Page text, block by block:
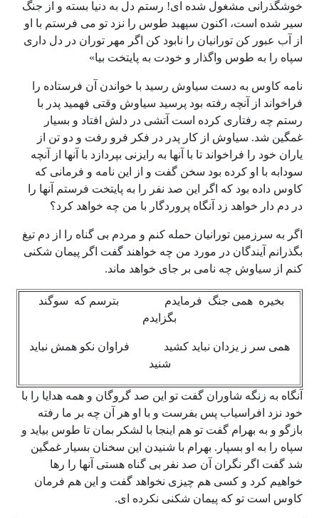
خوشگذرانی مشغول شده ای! رستم دل به دنیا بسته و از جنگ
سیر شده است، اکنون سپهبد طوس را نزد تو می فرستم با او
از آب عبور کن تورانیان را نابود کن اگر مهر توران در دل داری
سپاه را به طوس واگذار و خودت به پایتخت بیا»
نامه کاوس به دست سیاوش رسید با خواندن آن فرستاده را
فراخواند از آنچه رفته بود پرسید سیاوش وقتی فهمید پدر با
رستم چه رفتاری کرده است آتشی در دلش افتاد و بسیار
غمگین شد. سیاوش از کار پدر در فکر فرو رفت و دو تن از
یاران خود را فراخواند تا با آنها به رایزنی بپردازد با آنها از آنچه
سودابه با او کرده بود سخن گفت و از این نامه و فرمانی که
کاوس داده بود که اگر این صد نفر را به پایتخت فرستم آنها را
در دم دار خواهد زد آنگاه پروردگار با من چه خواهد کرد؟
اگر به سرزمین تورانیان حمله کنم و مردم بی گناه را از دم تیغ
بگذرانم آیندگان در مورد من چه خواهند گفت اگر پیمان شکنی
کنم از سیاوش چه نامی بر جای خواهد ماند.
بخیره همی جنگ فرمایدم بترسم که سوگند
بگزایدم
همی سر ز یزدان نباید کشید فراوان نکو همش نباید
شنید
آنگاه به زنگه شاوران گفت تو این صد گروگان و همه هدایا را با
خود نزد افراسیاب پس بفرست و با او هر آن چه بر ما رفته
بازگو و به بهرام گفت تو هم اینجا با لشکر بمان تا طوس بیاید و
سپاه را به او بسپار. بهرام با شنیدن این سخنان بسیار غمگین
شد گفت اگر نگران آن صد نفر بی گناه هستی آنها را رها
خواهیم کرد و کسی هم چیزی نخواهد گفت و این هم فرمان
کاوس است تو که پیمان شکنی نکرده ای.